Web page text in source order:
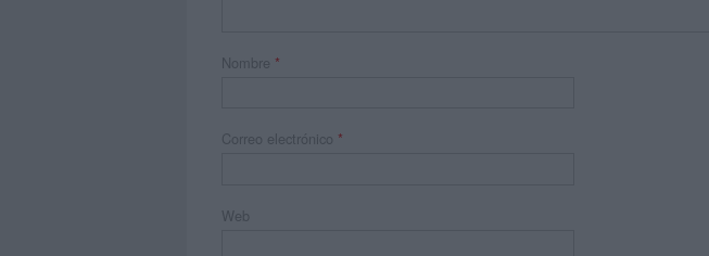
Nombre *
Correo electrónico *
Web